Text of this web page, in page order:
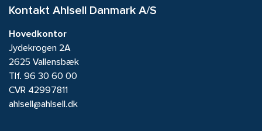
Kontakt Ahlsell Danmark A/S
Hovedkontor
Jydekrogen 2A
2625 Vallensbæk
Tlf. 96 30 60 00
CVR 42997811
ahlsell@ahlsell.dk